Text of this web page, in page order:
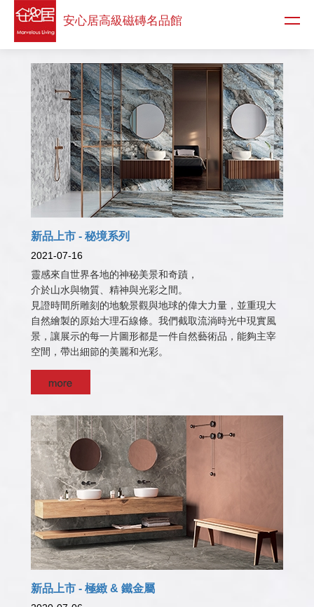
安心居高級磁磚名品館
新品上市 - 秘境系列
2021-07-16
靈感來自世界各地的神秘美景和奇蹟，
介於山水與物質、精神與光彩之間。
見證時間所雕刻的地貌景觀與地球的偉大力量，並重現大
自然繪製的原始大理石線條。我們截取流淌時光中現實風
景，讓展示的每一片圖形都是一件自然藝術品，能夠主宰
空間，帶出細節的美麗和光彩。
新品上市 - 極緻 & 鐵金屬